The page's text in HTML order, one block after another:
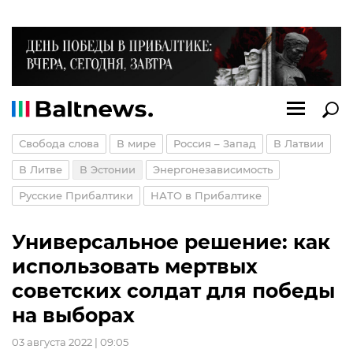
Свобода слова В мире Россия – Запад В Латвии
В Литве В Эстонии Энергонезависимость
Русские Прибалтики НАТО в Прибалтике
Универсальное решение: как
использовать мертвых
советских солдат для победы
на выборах
03 августа 2022 | 09:05